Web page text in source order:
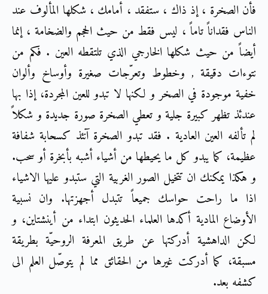
فأن الصخرة ، إذ ذاك ، ستفقد ، أمامك ، شكلها المألوف عند
الناس فقداناً تاماً ، ليس فقط من حيث الحجم والضخامة ، إنما
أيضاً من حيث شكلها الخارجي الذي تلتقطه العين . فكم من
نتوءات دقيقة , وخطوط وتعرّجات صغيرة وأوساخ وألوان
خفية موجودة في الصخر و لكنها لا تبدو للعين المجردة، إذا بها
عندئذ تظهر كبيرة جلية و تعطي الصخرة صورة جديدة و شكلاً
لم تألفه العين العادية . فقد تبدو الصخرة آنئذ كسحابة شفافة
عظيمة، كما يبدو كل ما يحيطها من أشياء أشبه بأبخرة أو سحب.
و هكذا يمكنك ان تتخيل الصور الغربية التي ستبدو عليها الاشياء
اذا ما راحت حواسك جميعاً تتبدل أجهزتها. وان نسبية
الأوضاع المادية أكدها العلماء الحديثون ابتداء من أينشتاين، و
لكن الداهشية أدركتها عن طريق المعرفة الروحيّة بطريقة
مسبقة، كما أدركت غيرها من الحقائق مما لم يتوصّل العلم الى
كشفه بعد.